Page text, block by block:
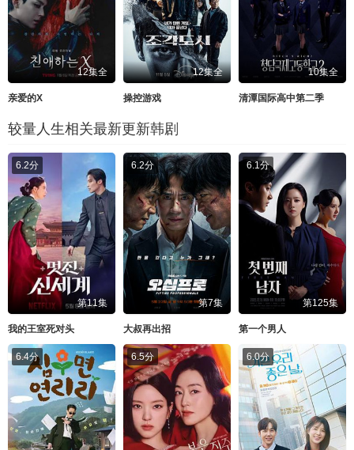
12集全
亲爱的X
12集全
操控游戏
10集全
清潭国际高中第二季
较量人生相关最新更新韩剧
6.2分
第11集
我的王室死对头
6.2分
第7集
大叔再出招
6.1分
第125集
第一个男人
6.4分 6.5分 6.0分